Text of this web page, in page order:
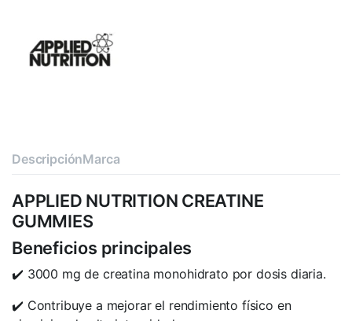
DescripciónMarca
APPLIED NUTRITION CREATINE
GUMMIES
Beneficios principales
✔️ 3000 mg de creatina monohidrato por dosis diaria.
✔️ Contribuye a mejorar el rendimiento físico en